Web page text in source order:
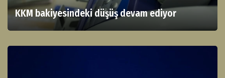
KKM bakiyesindeki düşüş devam ediyor